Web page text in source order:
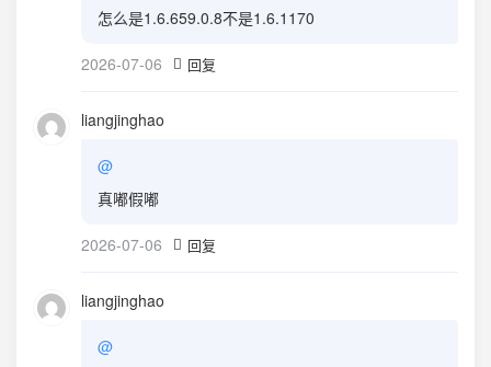
怎么是1.6.659.0.8不是1.6.1170
2026-07-06 回复
liangjinghao
@
真嘟假嘟
2026-07-06 回复
liangjinghao
@